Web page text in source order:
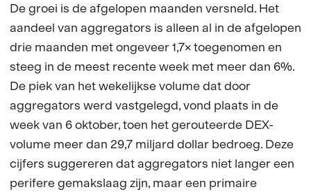
De groei is de afgelopen maanden versneld. Het
aandeel van aggregators is alleen al in de afgelopen
drie maanden met ongeveer 1,7× toegenomen en
steeg in de meest recente week met meer dan 6%.
De piek van het wekelijkse volume dat door
aggregators werd vastgelegd, vond plaats in de
week van 6 oktober, toen het gerouteerde DEX-
volume meer dan 29,7 miljard dollar bedroeg. Deze
cijfers suggereren dat aggregators niet langer een
perifere gemakslaag zijn, maar een primaire